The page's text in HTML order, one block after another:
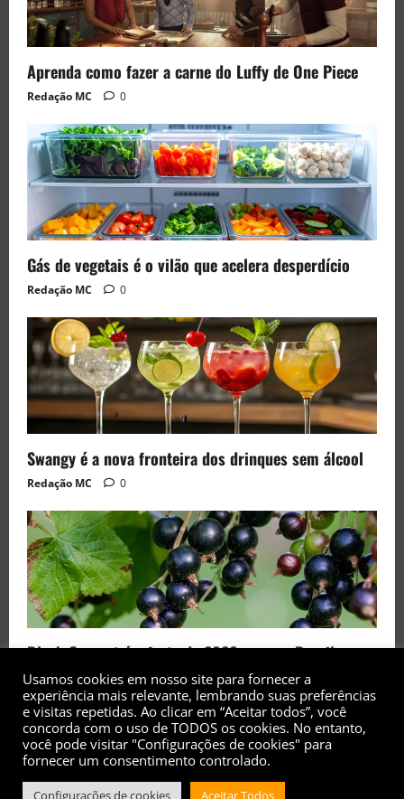
Aprenda como fazer a carne do Luffy de One Piece
Redação MC 0
Gás de vegetais é o vilão que acelera desperdício
Redação MC 0
Swangy é a nova fronteira dos drinques sem álcool
Redação MC 0
Black Currant é a fruta de 2026 rara no Brasil
Redação MC 0
Usamos cookies em nosso site para fornecer a
experiência mais relevante, lembrando suas preferências
e visitas repetidas. Ao clicar em “Aceitar todos”, você
concorda com o uso de TODOS os cookies. No entanto,
você pode visitar "Configurações de cookies" para
fornecer um consentimento controlado.
Configurações de cookies Aceitar Todos